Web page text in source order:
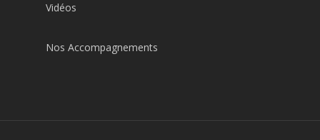
Vidéos
Nos Accompagnements